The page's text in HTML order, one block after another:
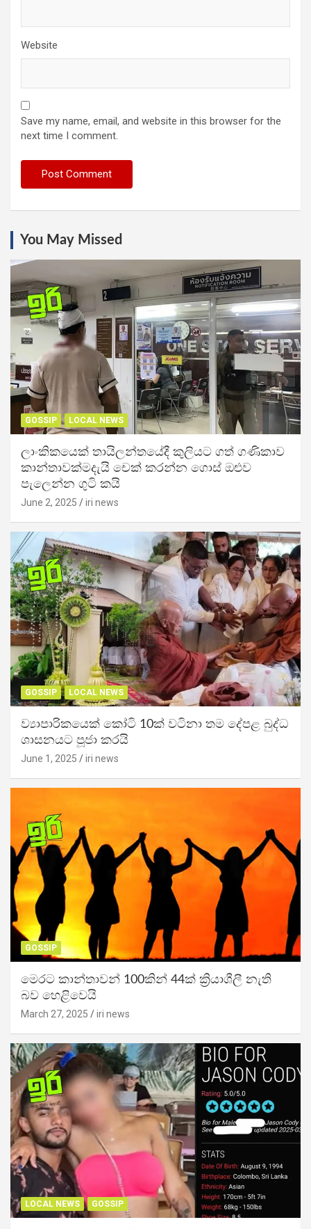
Website
Save my name, email, and website in this browser for the
next time I comment.
You May Missed
GOSSIP LOCAL NEWS
ලාංකිකයෙක් තායිලන්තයේදී කුලියට ගත් ගණිකාව
කාන්තාවක්මදැයි චෙක් කරන්න ගොස් ඔළුව
පැලෙන්න ගුටි කයි
June 2, 2025 iri news
GOSSIP LOCAL NEWS
ව්‍යාපාරිකයෙක් කෝටි 10ක් වටිනා තම දේපළ බුද්ධ
ශාසනයට පූජා කරයි
June 1, 2025 iri news
GOSSIP
මෙරට කාන්තාවන් 100කින් 44ක් ක්‍රියාශීලී නැති
බව හෙළිවෙයි
March 27, 2025 iri news
LOCAL NEWS GOSSIP